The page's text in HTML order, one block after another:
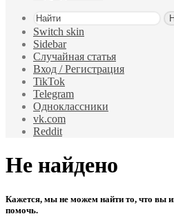
Switch skin
Sidebar
Случайная статья
Вход / Регистрация
TikTok
Telegram
Одноклассники
vk.com
Reddit
Не найдено
Кажется, мы не можем найти то, что вы
помочь.